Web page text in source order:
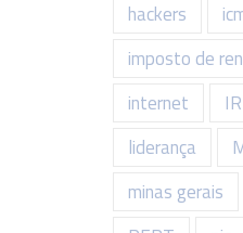
hackers
imposto de
internet
liderança
minas gerais